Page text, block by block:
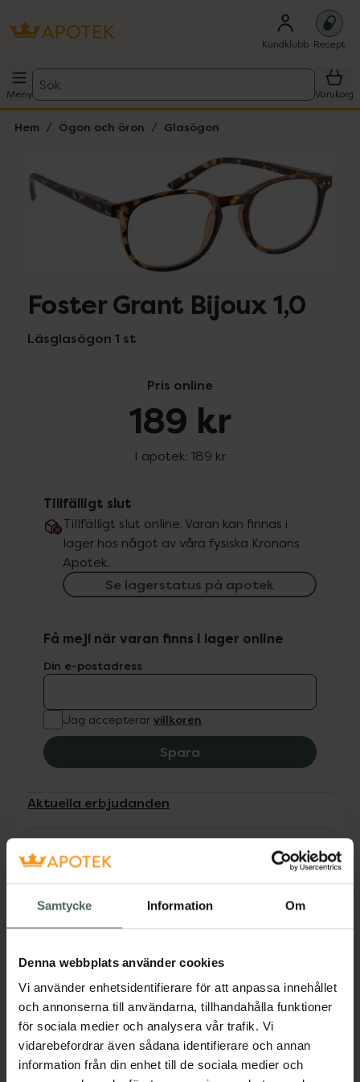
Samtycke Information Om
Denna webbplats använder cookies
Vi använder enhetsidentifierare för att anpassa innehållet
och annonserna till användarna, tillhandahålla funktioner
för sociala medier och analysera vår trafik. Vi
vidarebefordrar även sådana identifierare och annan
information från din enhet till de sociala medier och
Kundklubb Recept
Meny
Sök
Varukorg
Hem Ögon och öron Glasögon
Lista: . Innehåller 1 objekt.
Hoppa över Lista
Foster Grant Bijoux 1,0
Läsglasögon 1 st
Pris online
189 kr
I apotek: 189 kr
Tillfälligt slut
Tillfälligt slut online. Varan kan finnas i
lager hos något av våra fysiska Kronans
Apotek.
Se lagerstatus på apotek
Få mejl när varan finns i lager online
Din e-postadress
Jag accepterar villkoren
Spara
Aktuella erbjudanden
Beskrivning Dölj
Medicinteknisk produkt.
Tillverkaren garanterar genom
säker att använda och uppfyller
gällande krav.
Läsglasögon. Reptålig lins. Bekväm Passform
med fjädrande skalm.